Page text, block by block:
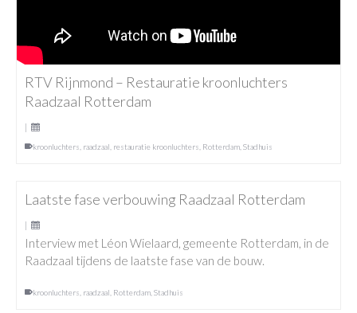
RTV Rijnmond – Restauratie kroonluchters
Raadzaal Rotterdam
kroonluchters raadzaal restauratie kroonluchters Rotterdam Stadhuis
Laatste fase verbouwing Raadzaal Rotterdam
|
Interview met Léon Wielaard, gemeente Rotterdam, in de
Raadzaal tijdens de laatste fase van de bouw.
kroonluchters raadzaal Rotterdam Stadhuis